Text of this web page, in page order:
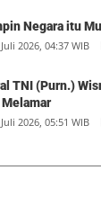
Negara itu
2026, 04:37 WIB
TNI (Purn.)
2026, 05:51 WIB